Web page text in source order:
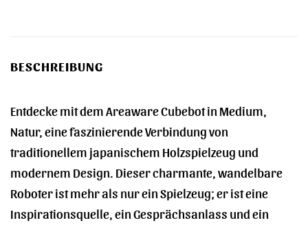
BESCHREIBUNG
Entdecke mit dem Areaware Cubebot in Medium,
Natur, eine faszinierende Verbindung von
traditionellem japanischem Holzspielzeug und
modernem Design. Dieser charmante, wandelbare
Roboter ist mehr als nur ein Spielzeug; er ist eine
Inspirationsquelle, ein Gesprächsanlass und ein